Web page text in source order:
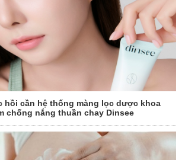
hồi cần hệ thống màng lọc dược khoa
chống nắng thuần chay Dinsee